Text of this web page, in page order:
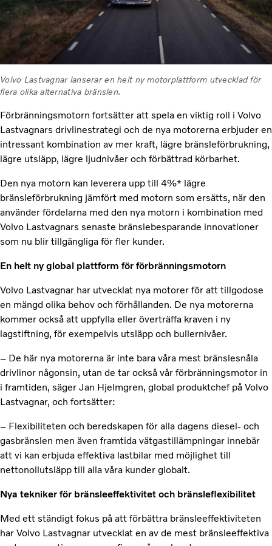
Volvo Lastvagnar lanserar en helt ny motorplattform utvecklad för
flera olika alternativa bränslen.
Förbränningsmotorn fortsätter att spela en viktig roll i Volvo
Lastvagnars drivlinestrategi och de nya motorerna erbjuder en
intressant kombination av mer kraft, lägre bränsleförbrukning,
lägre utsläpp, lägre ljudnivåer och förbättrad körbarhet.
Den nya motorn kan leverera upp till 4%* lägre
bränsleförbrukning jämfört med motorn som ersätts, när den
använder fördelarna med den nya motorn i kombination med
Volvo Lastvagnars senaste bränslebesparande innovationer
som nu blir tillgängliga för fler kunder.
En helt ny global plattform för förbränningsmotorn
Volvo Lastvagnar har utvecklat nya motorer för att tillgodose
en mängd olika behov och förhållanden. De nya motorerna
kommer också att uppfylla eller överträffa kraven i ny
lagstiftning, för exempelvis utsläpp och bullernivåer.
– De här nya motorerna är inte bara våra mest bränslesnåla
drivlinor någonsin, utan de tar också vår förbränningsmotor in
i framtiden, säger Jan Hjelmgren, global produktchef på Volvo
Lastvagnar, och fortsätter:
– Flexibiliteten och beredskapen för alla dagens diesel- och
gasbränslen men även framtida vätgastillämpningar innebär
att vi kan erbjuda effektiva lastbilar med möjlighet till
nettonollutsläpp till alla våra kunder globalt.
Nya tekniker för bränsleeffektivitet och bränsleflexibilitet
Med ett ständigt fokus på att förbättra bränsleeffektiviteten
har Volvo Lastvagnar utvecklat en av de mest bränsleeffektiva